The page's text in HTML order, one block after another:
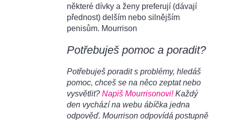
některé dívky a ženy preferují (dávají
přednost) delším nebo silnějším
penisům. Mourrison
Potřebuješ pomoc a poradit?
Potřebuješ poradit s problémy, hledáš
pomoc, chceš se na něco zeptat nebo
vysvětlit? Napiš Mourrisonovi!Každý
den vychází na webu ábíčka jedna
odpověď. Mourrison odpovídá postupně